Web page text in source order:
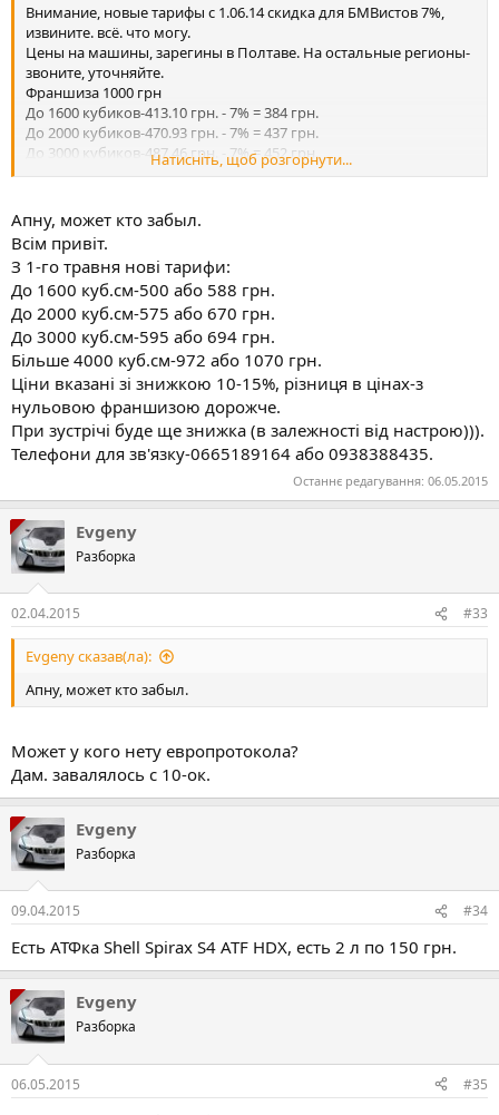
Внимание, новые тарифы с 1.06.14 скидка для БМВистов 7%,
извините. всё. что могу.
Цены на машины, зарегины в Полтаве. На остальные регионы-
звоните, уточняйте.
Франшиза 1000 грн
До 1600 кубиков-413.10 грн. - 7% = 384 грн.
До 2000 кубиков-470.93 грн. - 7% = 437 грн.
До 3000 кубиков-487.46 грн. - 7% = 452 грн.
Свыше 3000 кубиков-751.84 -7% = 698 грн.
До 1600 кубиков-476.28 грн. - 7% = 442 грн.
До 2000 кубиков-542.96 грн. - 7% = 504 грн.
До 3000 кубиков-562.01 грн. - 7% = 522 грн.
Свыше 3000 кубиков-866.83 грн -7% = 805 грн.
Прицеп легк. 140 грн.
Все преимущества автогражнданки (эвакуатор, доставка
топлива, организация тех. помощи на дороге) остались и
только улучшились.
Телефоны для связи 0665189164, 0938388435
Для участия в акции осталось "добить" пару полисов до 12.11,
сделаю обалденную скидку если кто застрахуется до этой даты.
Натисніть, щоб розгорнути...
Апну, может кто забыл.
Всім привіт.
З 1-го травня нові тарифи:
До 1600 куб.см-500 або 588 грн.
До 2000 куб.см-575 або 670 грн.
До 3000 куб.см-595 або 694 грн.
Більше 4000 куб.см-972 або 1070 грн.
Ціни вказані зі знижкою 10-15%, різниця в цінах-з
нульовою франшизою дорожче.
При зустрічі буде ще знижка (в залежності від настрою))).
Телефони для зв'язку-0665189164 або 0938388435.
Останнє редагування: 06.05.2015
Evgeny
Разборка
02.04.2015 #33
Evgeny сказав(ла):
Апну, может кто забыл.
Может у кого нету европротокола?
Дам. завалялось с 10-ок.
Evgeny
Разборка
09.04.2015 #34
Есть АТФка Shell Spirax S4 ATF HDX, есть 2 л по 150 грн.
Evgeny
Разборка
06.05.2015 #35